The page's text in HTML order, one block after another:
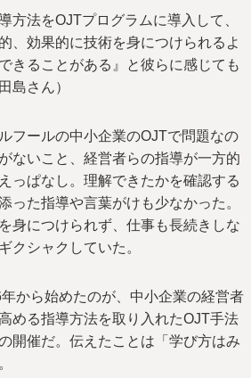
方法をOJTプログラムに導入して、
、効果的に技術を身につけられるよ
きることがある』と彼らに感じても
島さん）
フールの中小企業のOJTで問題なの
ないこと、経営者らの指導が一方的
っぱなし。理解できたかを確認する
った指導や言葉がけも少なかった。
身につけられず、仕事も長続きしな
クシャクしていた。
から始めたのが、中小企業の経営者
める指導方法を取り入れたOJT手法
開催だ。伝えたことは「学び方はみ